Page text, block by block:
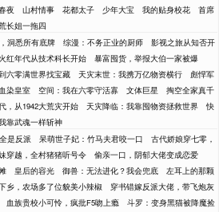
夜 山村情事 花都太子 少年大宝 我的贴身校花
首席
长姐一拖四
洞悉所有底牌 综漫：不务正业的厨师
影视之旅从知否开
火红年代从技术科长开始
暴富囤货，举报大伯一家被爆
六零满世界找宝藏 天灾末世：我携万亿物资横行
彪悍军
染皇室 空间：我在六零守活寡 文体巨星
掏空全家真千
，从1942大荒灾开始 天灾降临：我靠囤物资拯救世界
快
靠武魂一样斩神
是反派 呆萌世子妃：竹马夫君咬一口
古代娇娘穿七零，
穿越，全村猪猪听号令
偷亲一口，阴郁大佬变成恋爱
皇后的容光 御兽：无法进化？我会兜底
左耳上的那颗
乡，农场多了位貌美小辣椒
穿书错嫁反派大佬，带飞炮灰
血族贵校小可怜，疯批F5吻上瘾
斗罗：变身黑猫被降魔捡